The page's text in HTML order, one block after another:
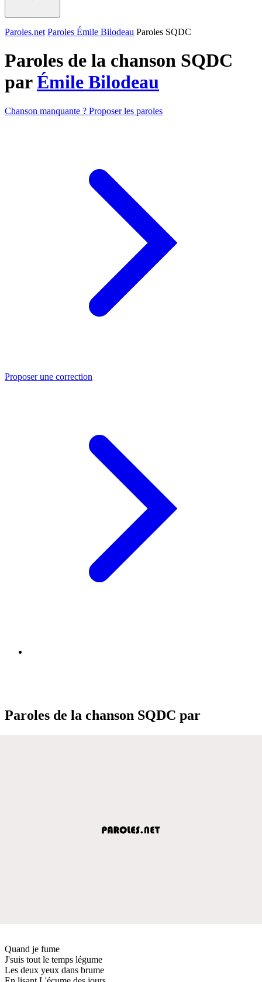
Paroles.net Paroles Émile Bilodeau Paroles SQDC
Paroles de la chanson SQDC
parÉmile Bilodeau
Chanson manquante ? Proposer les paroles
Proposer une correction
Paroles de la chanson SQDC par
Quand je fume
J'suis tout le temps légume
Les deux yeux dans brume